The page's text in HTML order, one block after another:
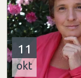
11
okt